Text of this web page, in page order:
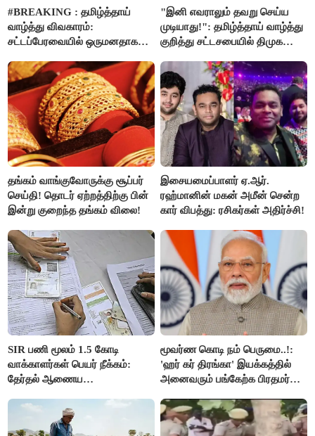
#BREAKING : தமிழ்த்தாய்
வாழ்த்து விவகாரம்:
சட்டப்பேரவையில் ஒருமனதாக
"இனி எவராலும் தவறு செய்ய
முடியாது!": தமிழ்த்தாய் வாழ்த்து
குறித்து சட்டசபையில் திமுக
தங்கம் வாங்குவோருக்கு சூப்பர்
செய்தி! தொடர் ஏற்றத்திற்கு பின்
இன்று குறைந்த தங்கம் விலை!
இசையமைப்பாளர் ஏ.ஆர்.
ரஹ்மானின் மகன் அமீன் சென்ற
கார் விபத்து: ரசிகர்கள் அதிர்ச்சி!
SIR பணி மூலம் 1.5 கோடி
வாக்காளர்கள் பெயர் நீக்கம்:
தேர்தல் ஆணைய
மூவர்ண கொடி நம் பெருமை..!:
'ஹர் கர் திரங்கா' இயக்கத்தில்
அனைவரும் பங்கேற்க பிரதமர்